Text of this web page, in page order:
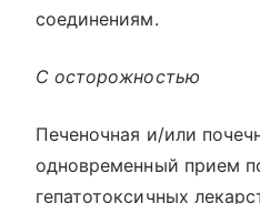
соединениям.
С осторожностью
Печеночная и/или
одновременный прием
гепатотоксичных